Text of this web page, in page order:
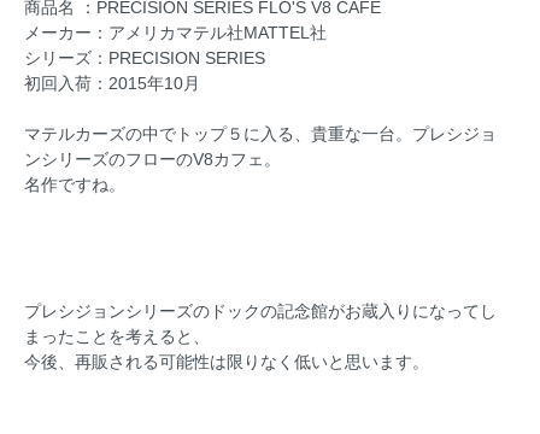
商品名 ：PRECISION SERIES FLO'S V8 CAFE
メーカー：アメリカマテル社MATTEL社
シリーズ：PRECISION SERIES
初回入荷：2015年10月
マテルカーズの中でトップ５に入る、貴重な一台。プレシジョ
ンシリーズのフローのV8カフェ。
名作ですね。
プレシジョンシリーズのドックの記念館がお蔵入りになってし
まったことを考えると、
今後、再販される可能性は限りなく低いと思います。